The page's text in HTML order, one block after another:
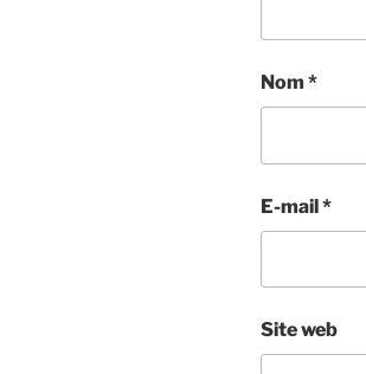
Nom *
E-mail*
Site web